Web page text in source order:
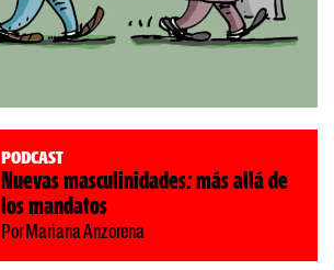
Podcast
Nuevas masculinidades: más allá de
los mandatos
Por Mariana Anzorena